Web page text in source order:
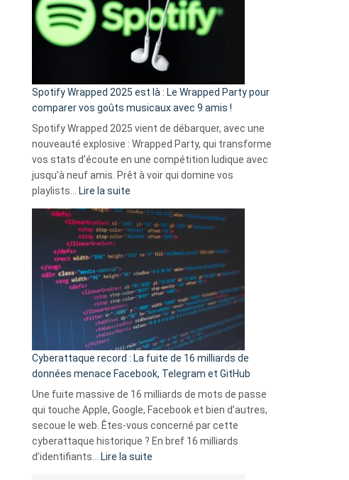
je
n’ai
pas
de
cash
»
Solly
change
la
vie
sans-
abri
en
3
secondes
Spotify Wrapped 2025 est là : Le Wrapped Party pour
comparer vos goûts musicaux avec 9 amis !
Spotify Wrapped 2025 vient de débarquer, avec une
nouveauté explosive : Wrapped Party, qui transforme
vos stats d’écoute en une compétition ludique avec
jusqu’à neuf amis. Prêt à voir qui domine vos
playlists…
Lire la suite
Wrapped
2025
est
:
Le
Wrapped
Party
pour
comparer
vos
goûts
musicaux
avec
9
amis
Cyberattaque record : La fuite de 16 milliards de
données menace Facebook, Telegram et GitHub
Une fuite massive de 16 milliards de mots de passe
qui touche Apple, Google, Facebook et bien d’autres,
secoue le web. Êtes-vous concerné par cette
cyberattaque historique ? En bref 16 milliards
d’identifiants…
Lire la suite